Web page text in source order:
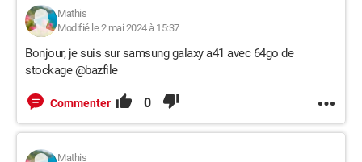
Mathis
Modifié le 2 mai 2024 à 15:37
Bonjour, je suis sur samsung galaxy a41 avec 64go de
stockage @bazfile
Commenter 0
Mathis